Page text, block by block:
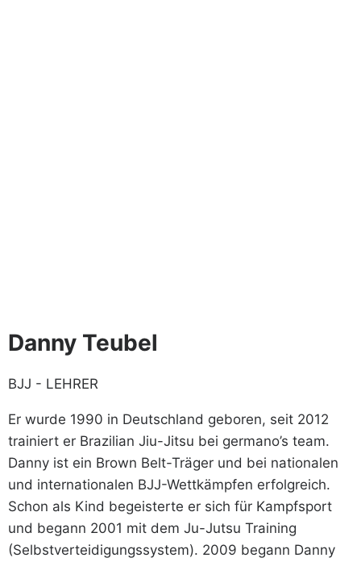
Danny Teubel
BJJ - LEHRER
Er wurde 1990 in Deutschland geboren, seit 2012
trainiert er Brazilian Jiu-Jitsu bei germano’s team.
Danny ist ein Brown Belt-Träger und bei nationalen
und internationalen BJJ-Wettkämpfen erfolgreich.
Schon als Kind begeisterte er sich für Kampfsport
und begann 2001 mit dem Ju-Jutsu Training
(Selbstverteidigungssystem). 2009 begann Danny